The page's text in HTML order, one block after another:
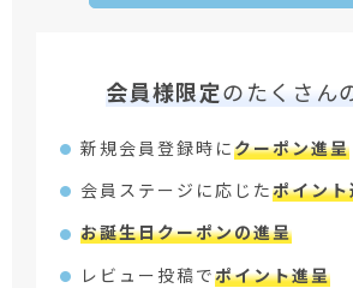
会員様限定のたくさん
新規会員登録時にクーポン進呈
会員ステージに応じたポイン
お誕生日クーポンの進呈
レビュー投稿でポイント進呈